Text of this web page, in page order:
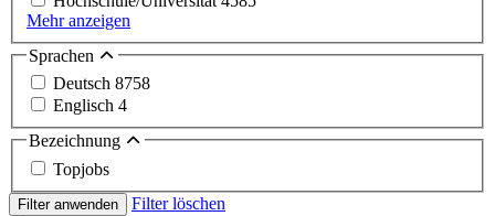
Mehr anzeigen
Sprachen
Deutsch 8758
Englisch 4
Bezeichnung
Topjobs
Filter anwenden
Filter löschen